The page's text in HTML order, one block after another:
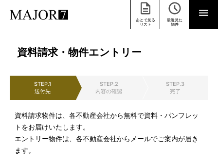
あとで見る
リスト
最近見た
物件
資料請求・物件エントリー
STEP.1
送付先
STEP.2
内容の確認
STEP.3
完了
資料請求物件は、各不動産会社から無料で資料・パンフレッ
トをお届けいたします。
エントリー物件は、各不動産会社からメールでご案内が届き
ます。